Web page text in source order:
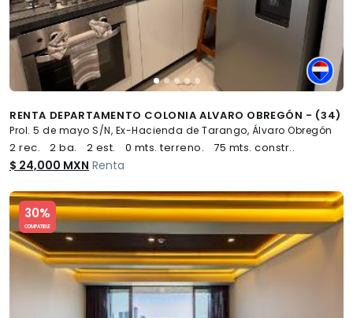
RENTA DEPARTAMENTO COLONIA ALVARO OBREGÓN - (34)
Prol. 5 de mayo S/N, Ex-Hacienda de Tarango, Álvaro Obregón
2 rec. 2 ba. 2 est. 0 mts. terreno. 75 mts. constr..
$ 24,000 MXN Renta
30%
COMPATIBLE
Slide 1 of 5